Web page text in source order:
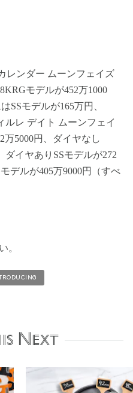
レンダー ムーンフェイズ
モデルが452万1000
SSモデルが165万円、
ルレ デイト ムーンフェイ
万5000円、ダイヤなし
ダイヤありSSモデルが272
デルが405万9000円（すべ
。
Next